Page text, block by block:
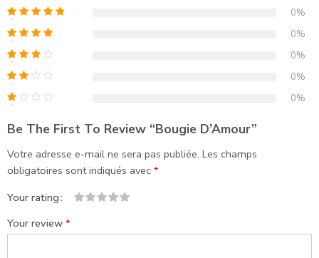
0%
0%
0%
0%
0%
Be The First To Review “Bougie D’Amour”
Votre adresse e-mail ne sera pas publiée. Les champs
obligatoires sont indiqués avec *
Your rating
Your review *